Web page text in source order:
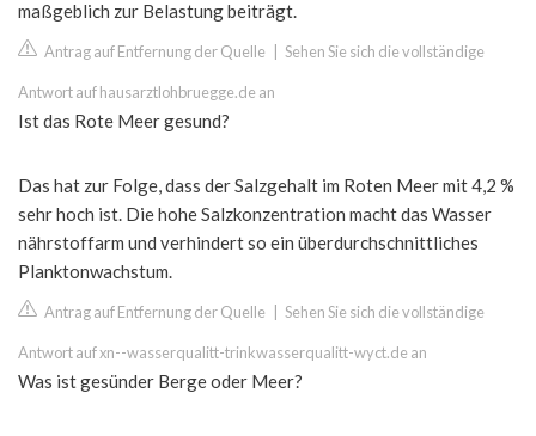
maßgeblich zur Belastung beiträgt.
Antrag auf Entfernung der Quelle Sehen Sie sich die vollständige
Antwort auf hausarztlohbruegge.de an
Ist das Rote Meer gesund?
Das hat zur Folge, dass der Salzgehalt im Roten Meer mit 4,2 %
sehr hoch ist. Die hohe Salzkonzentration macht das Wasser
nährstoffarm und verhindert so ein überdurchschnittliches
Planktonwachstum.
Antrag auf Entfernung der Quelle Sehen Sie sich die vollständige
Antwort auf xn--wasserqualitt-trinkwasserqualitt-wyct.de an
Was ist gesünder Berge oder Meer?